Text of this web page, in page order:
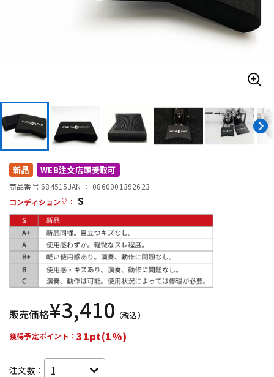
その他楽器
DTM
配信/ライブ機器
中古
新品 WEB注文店頭受取可
商品番号 684515JAN ： 0860001392623
コンディション
： S
販売価格¥3,410 （税込）
獲得予定ポイント：31pt(1%)
注文数：